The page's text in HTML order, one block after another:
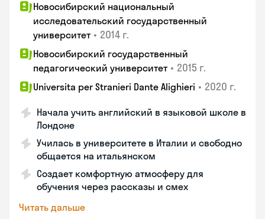
Новосибирский национальный
исследовательский государственный
университет • 2014 г.
Новосибирский государственный
педагогический университет • 2015 г.
Universita per Stranieri Dante Alighieri • 2020 г.
Начала учить английский в языковой школе в
Лондоне
Училась в университете в Италии и свободно
общается на итальянском
Создает комфортную атмосферу для
обучения через рассказы и смех
Читать дальше